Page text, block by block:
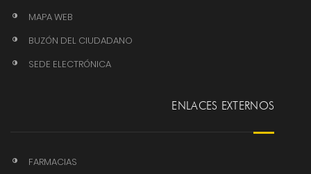
MAPA WEB
BUZÓN DEL CIUDADANO
SEDE ELECTRÓNICA
ENLACES EXTERNOS
FARMACIAS